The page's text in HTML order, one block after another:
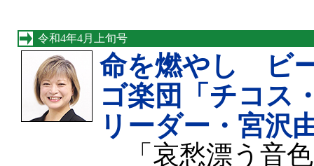
令和4年4月上旬号
命を燃やし ビ
ゴ楽団「チコス
リーダー・宮沢
「哀愁漂う音